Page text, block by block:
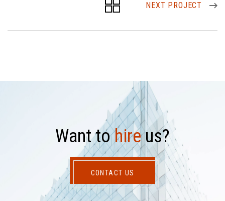
NEXT PROJECT
Wanttohire us?
CONTACT US